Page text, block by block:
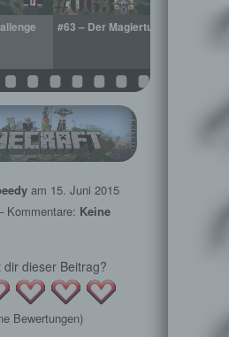
#63 – Der Magierturm
am 15. Juni 2015
Kommentare: Keine
dir dieser Beitrag?
Bewertungen)